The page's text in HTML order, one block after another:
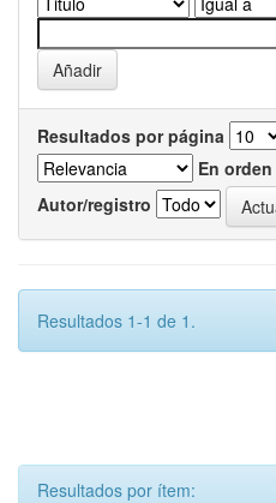
Resultados por página
En orden
Autor/registro
Resultados 1-1 de 1.
Resultados por ítem: